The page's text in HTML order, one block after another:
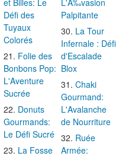
et Billes: Le
Défi des
Tuyaux
Colorés
Folie des
Bonbons Pop:
L'Aventure
Sucrée
Donuts
Gourmands:
Le Défi Sucré
La Fosse
L'Ã‰vasion
Palpitante
La Tour
Infernale : Défi
d'Escalade
Blox
Chaki
Gourmand:
L'Avalanche
de Nourriture
Ruée
Armée: